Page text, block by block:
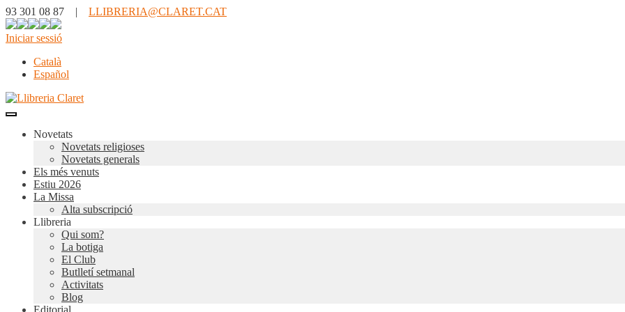
93 301 08 87 | LLIBRERIA@CLARET.CAT
Iniciar sessió
Català
Español
Novetats
Novetats religioses
Novetats generals
Els més venuts
Estiu 2026
La Missa
Alta subscripció
Llibreria
Qui som?
La botiga
El Club
Butlletí setmanal
Activitats
Blog
Editorial